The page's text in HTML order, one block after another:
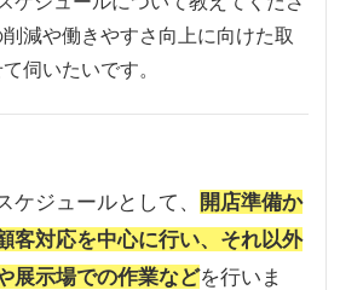
減や働きやすさ向上に向けた取
伺いたいです。
ケジュールとして、
開店準備か
客対応を中心に行い、それ以外
展示場での作業などを行いま